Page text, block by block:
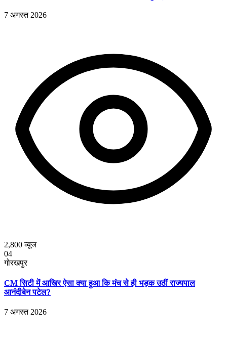
7 अगस्त 2026
2,800व्यूज
04
गोरखपुर
CM सिटी में आखिर ऐसा क्या हुआ कि मंच से ही भड़क उठीं राज्यपाल
आनंदीबेन पटेल?
7 अगस्त 2026